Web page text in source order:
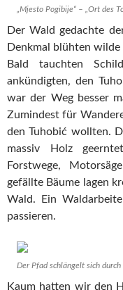
„Mjesto Pogibije“ – „Ort des
Der Wald gedachte
Denkmal blühten
Bald tauchten
ankündigten, den
war der Weg besser
Zumindest für
den Tuhobić wollten.
massiv Holz
Forstwege,
gefällte Bäume lagen
Wald. Ein
passieren.
Der Pfad schlängelt sich durch
Kaum hatten wir den